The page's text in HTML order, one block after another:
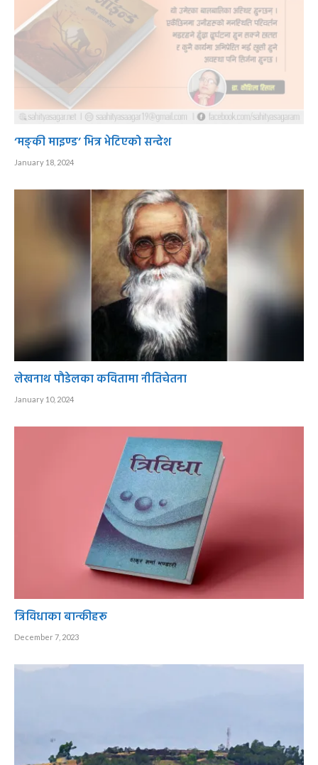
‘मङ्की माइण्ड’ भित्र भेटिएको सन्देश
January 18, 2024
लेखनाथ पौडेलका कवितामा नीतिचेतना
January 10, 2024
त्रिविधाका बान्कीहरू
December 7, 2023